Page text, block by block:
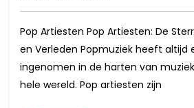
Pop
Van
Iconen
Pop Artiesten Pop Artiesten: De
en Verleden Popmuziek heeft altijd
ingenomen in de harten van
hele wereld. Pop artiesten zijn